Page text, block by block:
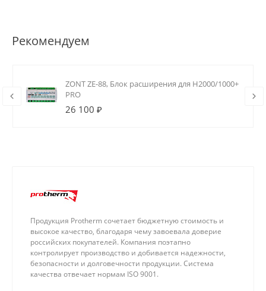
Рекомендуем
ZONT ZE-88, Блок расширения для H2000/1000+
PRO
26 100 ₽
Продукция Protherm сочетает бюджетную стоимость и
высокое качество, благодаря чему завоевала доверие
российских покупателей. Компания поэтапно
контролирует производство и добивается надежности,
безопасности и долговечности продукции. Система
качества отвечает нормам ISO 9001.